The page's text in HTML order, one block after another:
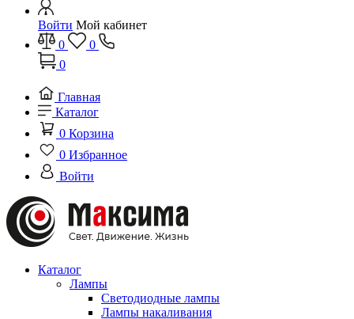
Войти Мой кабинет
0
0
0
Главная
Каталог
0 Корзина
0 Избранное
Войти
Каталог
Лампы
Светодиодные лампы
Лампы накаливания